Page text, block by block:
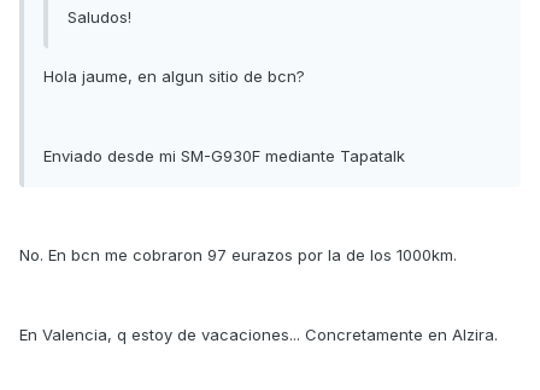
Saludos!
Hola jaume, en algun sitio de bcn?
Enviado desde mi SM-G930F mediante Tapatalk
No. En bcn me cobraron 97 eurazos por la de los 1000km.
En Valencia, q estoy de vacaciones... Concretamente en Alzira.